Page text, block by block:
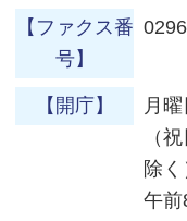
【ファクス番
号】
【開庁】
月
（
除く
午